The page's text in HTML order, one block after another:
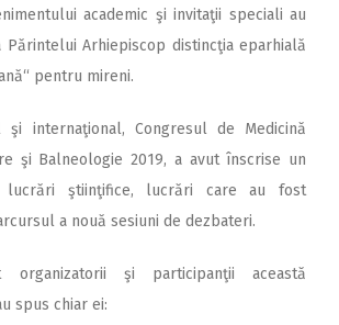
academic şi invitaţii speciali au
Arhiepiscop distincţia eparhială
pentru mireni.
şi internaţional, Congresul de Medicină
şi Balneologie 2019, a avut înscrise un
ştiinţifice, lucrări care au fost
a nouă sesiuni de dezbateri.
şi participanţii această
spus chiar ei: